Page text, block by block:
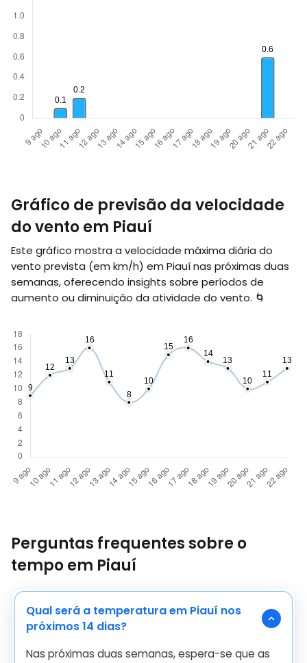
Gráfico de previsão da velocidade
do vento em Piauí
Este gráfico mostra a velocidade máxima diária do
vento prevista (em km/h) em Piauí nas próximas duas
semanas, oferecendo insights sobre períodos de
aumento ou diminuição da atividade do vento. 🌀
Perguntas frequentes sobre o
tempo em Piauí
Qual será a temperatura em Piauí nos
próximos 14 dias?
Nas próximas duas semanas, espera-se que as